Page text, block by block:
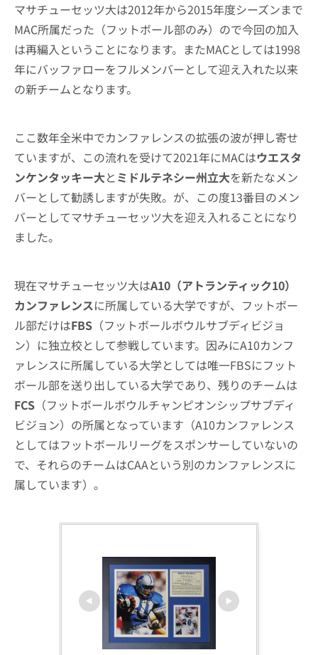
マサチューセッツ大は2012年から2015年度シーズンまで
MAC所属だった（フットボール部のみ）ので今回の加入
は再編入ということになります。またMACとしては1998
年にバッファローをフルメンバーとして迎え入れた以来
の新チームとなります。
ここ数年全米中でカンファレンスの拡張の波が押し寄せ
ていますが、この流れを受けて2021年にMACはウエスタ
ンケンタッキー大とミドルテネシー州立大を新たなメン
バーとして勧誘しますが失敗。が、この度13番目のメン
バーとしてマサチューセッツ大を迎え入れることになり
ました。
現在マサチューセッツ大はA10（アトランティック10）
カンファレンスに所属している大学ですが、フットボー
ル部だけはFBS （フットボールボウルサブディビジョ
ン）に独立校として参戦しています。因みにA10カンフ
ァレンスに所属している大学としては唯一FBSにフット
ボール部を送り出している大学であり、残りのチームは
FCS （フットボールボウルチャンピオンシップサブディ
ビジョン）の所属となっています（A10カンファレンス
としてはフットボールリーグをスポンサーしていないの
で、それらのチームはCAAという別のカンファレンスに
属しています）。